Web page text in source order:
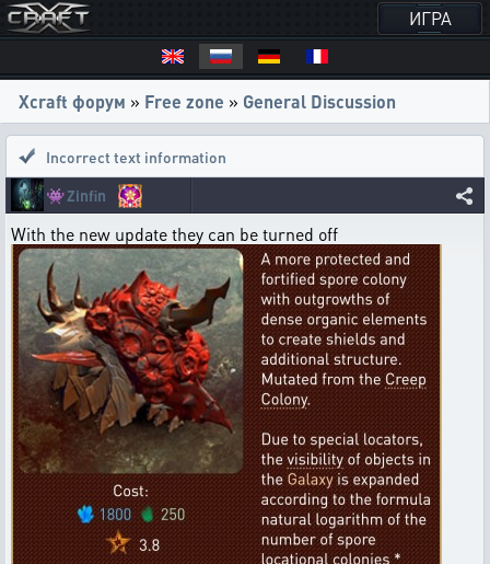
ИГРА
Xcraft форум » Free zone » General Discussion
Incorrect text information
👾Zinfin
With the new update they can be turned off